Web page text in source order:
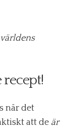
världens
recept!
när det
att de är